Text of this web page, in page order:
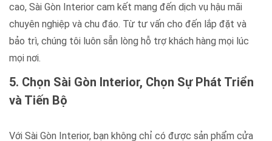
cao, Sài Gòn Interior cam kết mang đến dịch vụ hậu mãi
chuyên nghiệp và chu đáo. Từ tư vấn cho đến lắp đặt và
bảo trì, chúng tôi luôn sẵn lòng hỗ trợ khách hàng mọi lúc
mọi nơi.
5. Chọn Sài Gòn Interior, Chọn Sự Phát Triển
và Tiến Bộ
Với Sài Gòn Interior, bạn không chỉ có được sản phẩm cửa